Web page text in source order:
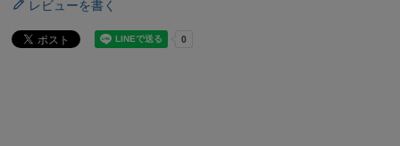
レビューを書く